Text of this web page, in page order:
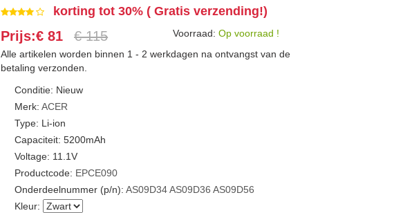
korting tot 30% ( Gratis verzending!)
Prijs:€ 81 € 115 Voorraad: Op voorraad !
Alle artikelen worden binnen 1 - 2 werkdagen na ontvangst van de
betaling verzonden.
Conditie: Nieuw
Merk:ACER
Type: Li-ion
Capaciteit: 5200mAh
Voltage: 11.1V
Productcode: EPCE090
Onderdeelnummer (p/n):AS09D34AS09D36 AS09D56
Kleur: